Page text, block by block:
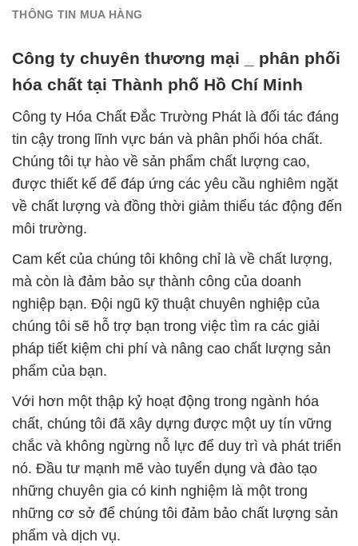
THÔNG TIN MUA HÀNG
Công ty chuyên thương mại _ phân phối
hóa chất tại Thành phố Hồ Chí Minh
Công ty Hóa Chất Đắc Trường Phát là đối tác đáng
tin cậy trong lĩnh vực bán và phân phối hóa chất.
Chúng tôi tự hào về sản phẩm chất lượng cao,
được thiết kế để đáp ứng các yêu cầu nghiêm ngặt
về chất lượng và đồng thời giảm thiểu tác động đến
môi trường.
Cam kết của chúng tôi không chỉ là về chất lượng,
mà còn là đảm bảo sự thành công của doanh
nghiệp bạn. Đội ngũ kỹ thuật chuyên nghiệp của
chúng tôi sẽ hỗ trợ bạn trong việc tìm ra các giải
pháp tiết kiệm chi phí và nâng cao chất lượng sản
phẩm của bạn.
Với hơn một thập kỷ hoạt động trong ngành hóa
chất, chúng tôi đã xây dựng được một uy tín vững
chắc và không ngừng nỗ lực để duy trì và phát triển
nó. Đầu tư mạnh mẽ vào tuyển dụng và đào tạo
những chuyên gia có kinh nghiệm là một trong
những cơ sở để chúng tôi đảm bảo chất lượng sản
phẩm và dịch vụ.